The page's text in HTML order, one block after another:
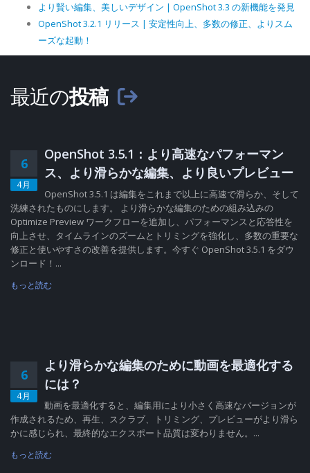
より賢い編集、美しいデザイン | OpenShot 3.3 の新機能を発見
OpenShot 3.2.1 リリース | 安定性向上、多数の修正、よりスム
ーズな起動！
最近の投稿
6
4月
OpenShot 3.5.1：より高速なパフォーマン
ス、より滑らかな編集、より良いプレビュー
OpenShot 3.5.1 は編集をこれまで以上に高速で滑らか、そして
洗練されたものにします。 より滑らかな編集のための組み込みの
Optimize Preview ワークフローを追加し、パフォーマンスと応答性を
向上させ、タイムラインのズームとトリミングを強化し、多数の重要な
修正と使いやすさの改善を提供します。今すぐ OpenShot 3.5.1 をダウ
ンロード！...
もっと読む
6
4月
より滑らかな編集のために動画を最適化する
には？
動画を最適化すると、編集用により小さく高速なバージョンが
作成されるため、再生、スクラブ、トリミング、プレビューがより滑ら
かに感じられ、最終的なエクスポート品質は変わりません。...
もっと読む